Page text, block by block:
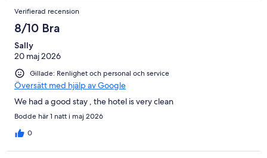
Verifierad recension
8/10 Bra
Sally
20 maj 2026
Gillade: Renlighet och personal och service
Översätt med hjälp av Google
We had a good stay , the hotel is very clean
Bodde här 1 natt i maj 2026
0